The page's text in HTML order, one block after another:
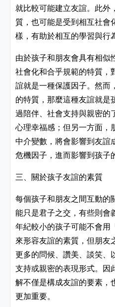
就比較可能建立友誼。此外
質，也可能是受到相互社會
樣，有助於相互的學習與行
由於孩子和朋友會具有相似
社會化和合乎規範的特質，
誼就是一種保護因子。然而
的特質，那麼這種友誼就是
過陪伴、社會支持與親密的
心理幸福感；但另一方面，
中介變數，將會影響到友誼
危機因子，進而影響到孩子
三、關於孩子友誼的素質
每個孩子和朋友之間互動的
能只是君子之交，有些則會
年紀較小的孩子可能不會用
來形容友誼的素質，但朋友
更多的問候、讚美、談笑、
支持或親密的表現形式。因
解不僅是構成友誼的要素，
更加重要。